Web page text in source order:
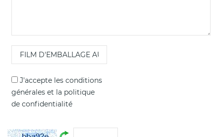
J'accepte les conditions
générales et la politique
de confidentialité